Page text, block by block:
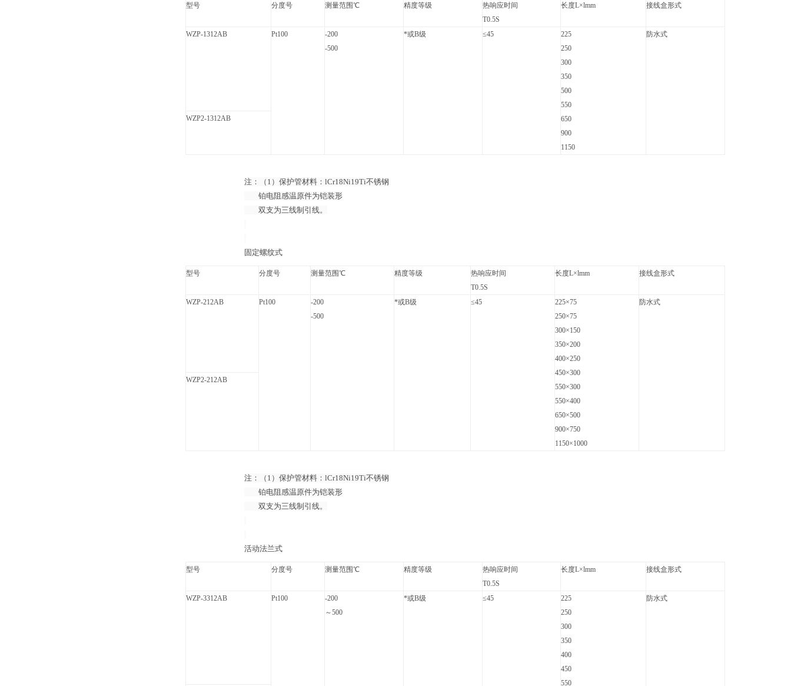
型号 分度号 测量范围℃ 精度等级
热响应时间
T0.5S
长度L×lmm 接线盒形式
WZP-1312AB Pt100
-200
-500
*或B级 ≤45
225
250
300
350
500
550
650
900
1150
防水式
WZP2-1312AB
注：（1）保护管材料：lCr18Ni19Ti不锈钢
铂电阻感温原件为铠装形
双支为三线制引线。
固定螺纹式
型号 分度号 测量范围℃ 精度等级
热响应时间
T0.5S
长度L×lmm 接线盒形式
WZP-212AB Pt100
-200
-500
*或B级 ≤45
225×75
250×75
300×150
350×200
400×250
450×300
550×300
550×400
650×500
900×750
1150×1000
防水式
WZP2-212AB
注：（1）保护管材料：lCr18Ni19Ti不锈钢
铂电阻感温原件为铠装形
双支为三线制引线。
活动法兰式
型号 分度号 测量范围℃ 精度等级
热响应时间
T0.5S
长度L×lmm 接线盒形式
WZP-3312AB Pt100
-200
～500
*或B级 ≤45
225
250
300
350
400
450
550
防水式